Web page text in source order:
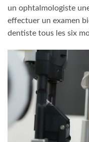
un ophtalmologiste
effectuer un examen
dentiste tous les six